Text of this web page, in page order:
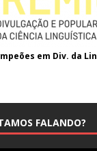
em Div. da
FALANDO?